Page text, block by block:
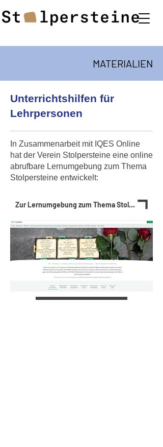
MATERIALIEN
Unterrichtshilfen für
Lehrpersonen
In Zusammenarbeit mit IQES Online
hat der Verein Stolpersteine eine online
abrufbare Lernumgebung zum Thema
Stolpersteine entwickelt:
Zur Lernumgebung zum Thema Stolpersteine